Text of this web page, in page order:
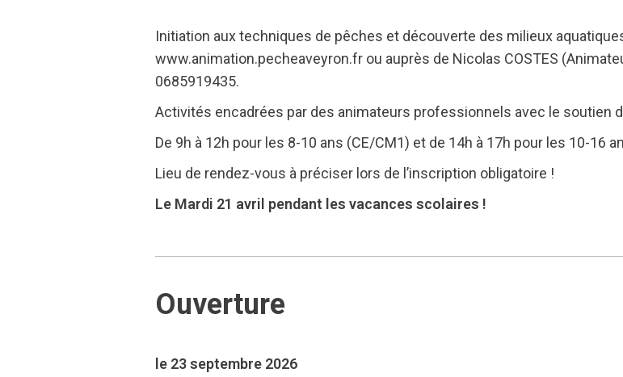
Initiation aux techniques de pêches et découverte des milieux
www.animation.pecheaveyron.fr ou auprès de Nicolas COSTES
0685919435.
Activités encadrées par des animateurs professionnels avec le soutien
De 9h à 12h pour les 8-10 ans (CE/CM1) et de 14h à 17h pour les 10-16
Lieu de rendez-vous à préciser lors de l’inscription obligatoire !
Le Mardi 21 avril pendant les vacances scolaires !
Ouverture
le 23 septembre 2026